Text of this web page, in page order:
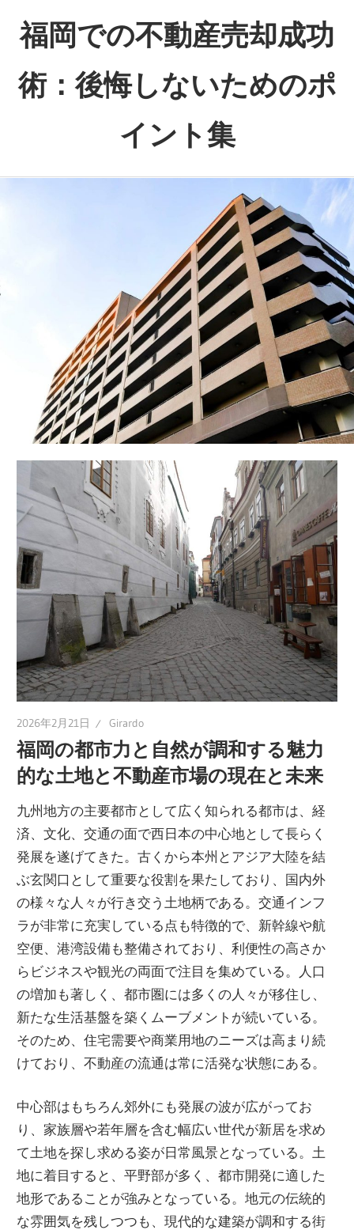
福岡での不動産売却成功
術：後悔しないためのポ
イント集
秘
訣
を
徹
底
解
後
し
な
い
た
め
の
ポ
イ
ン
ト
を
知
り、
安
心
の
取
引
実
現
し
よ
う。
2026年2月21日 Girardo
福岡の都市力と自然が調和する魅力
的な土地と不動産市場の現在と未来
九州地方の主要都市として広く知られる都市は、経
済、文化、交通の面で西日本の中心地として長らく
発展を遂げてきた。古くから本州とアジア大陸を結
ぶ玄関口として重要な役割を果たしており、国内外
の様々な人々が行き交う土地柄である。交通インフ
ラが非常に充実している点も特徴的で、新幹線や航
空便、港湾設備も整備されており、利便性の高さか
らビジネスや観光の両面で注目を集めている。人口
の増加も著しく、都市圏には多くの人々が移住し、
新たな生活基盤を築くムーブメントが続いている。
そのため、住宅需要や商業用地のニーズは高まり続
けており、不動産の流通は常に活発な状態にある。
中心部はもちろん郊外にも発展の波が広がってお
り、家族層や若年層を含む幅広い世代が新居を求め
て土地を探し求める姿が日常風景となっている。土
地に着目すると、平野部が多く、都市開発に適した
地形であることが強みとなっている。地元の伝統的
な雰囲気を残しつつも、現代的な建築が調和する街